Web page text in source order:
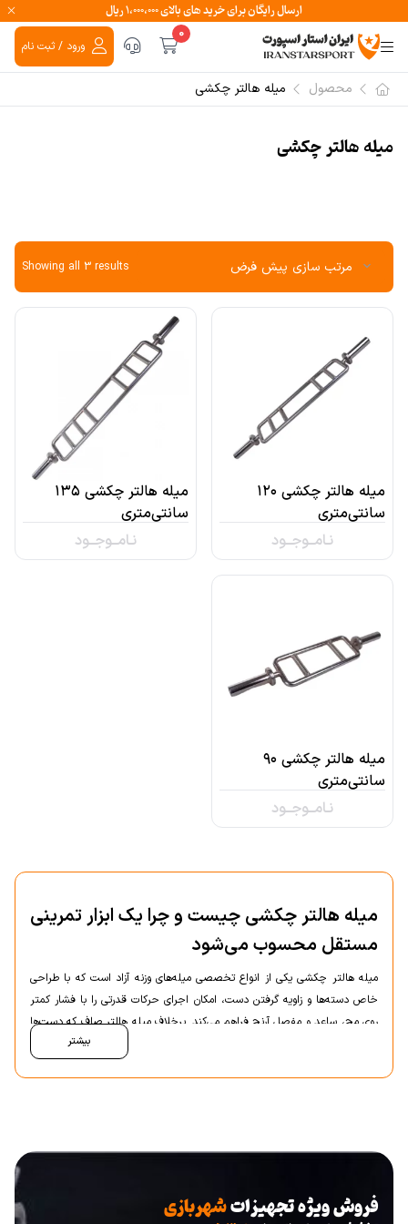
ارسال رایگان برای خرید های بالای ۱،۰۰۰،۰۰۰ ریال
0
ورود / ثبت نام
محصول میله هالتر چکشی
میله هالتر چکشی
Showing all 3 results
میله هالتر چکشی ۱۲۰
سانتی‌متری
نـامــوجــود
میله هالتر چکشی ۱۳۵
سانتی‌متری
نـامــوجــود
میله هالتر چکشی ۹۰
سانتی‌متری
نـامــوجــود
میله هالتر چکشی چیست و چرا یک ابزار تمرینی
مستقل محسوب می‌شود
میله هالتر چکشی یکی از انواع تخصصی میله‌های وزنه آزاد است که با طراحی
خاص دسته‌ها و زاویه گرفتن دست، امکان اجرای حرکات قدرتی را با فشار کمتر
روی مچ، ساعد و مفصل آرنج فراهم می‌کند. برخلاف میله هالتر صاف که دست‌ها
در یک راستای ثابت قرار می‌گیرند، در میله هالتر چکشی موقعیت دست به‌گونه‌ای
در تمرینات قدرتی، ایمنی مفاصل و کنترل حرکت نقش مهمی در پیشرفت
بیشتر
فروش ویژه تجهیزاتشهربازی